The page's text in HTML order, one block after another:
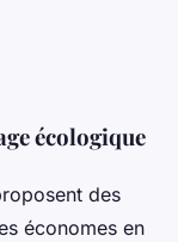
écologique
des
économes en